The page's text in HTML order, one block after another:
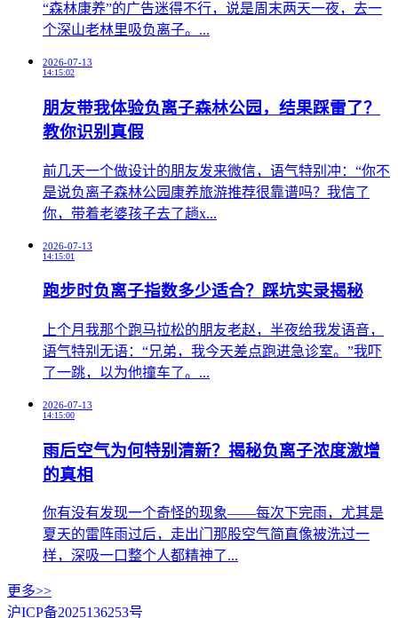
“森林康养”的广告迷得不行，说是周末两天一夜，去一
个深山老林里吸负离子。...
2026-07-13
14:15:02
朋友带我体验负离子森林公园，结果踩雷了？
教你识别真假
前几天一个做设计的朋友发来微信，语气特别冲：“你不
是说负离子森林公园康养旅游推荐很靠谱吗？我信了
你，带着老婆孩子去了趟x...
2026-07-13
14:15:01
跑步时负离子指数多少适合？踩坑实录揭秘
上个月我那个跑马拉松的朋友老赵，半夜给我发语音，
语气特别无语：“兄弟，我今天差点跑进急诊室。”我吓
了一跳，以为他撞车了。...
2026-07-13
14:15:00
雨后空气为何特别清新？揭秘负离子浓度激增
的真相
你有没有发现一个奇怪的现象——每次下完雨，尤其是
夏天的雷阵雨过后，走出门那股空气简直像被洗过一
样，深吸一口整个人都精神了...
更多>>
沪ICP备2025136253号